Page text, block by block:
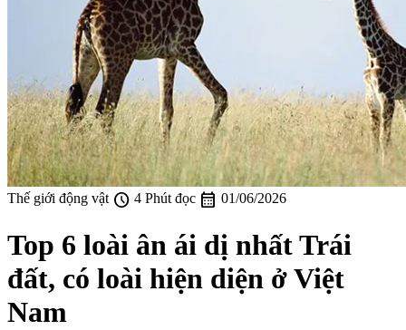
Thế giới động vật schedule 4 Phút đọc calendar_month 01/06/2026
Top 6 loài ân ái dị nhất Trái
đất, có loài hiện diện ở Việt
Nam